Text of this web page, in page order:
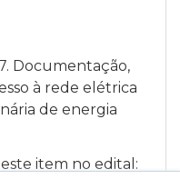
Documentação,
à rede elétrica
de energia
item no edital: